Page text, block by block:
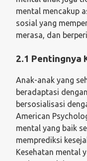
mental mencakup
sosial yang
merasa, dan
2.1 Pentingnya
Anak-anak yang
beradaptasi
bersosialisasi
American
mental yang baik
memprediksi
Kesehatan mental